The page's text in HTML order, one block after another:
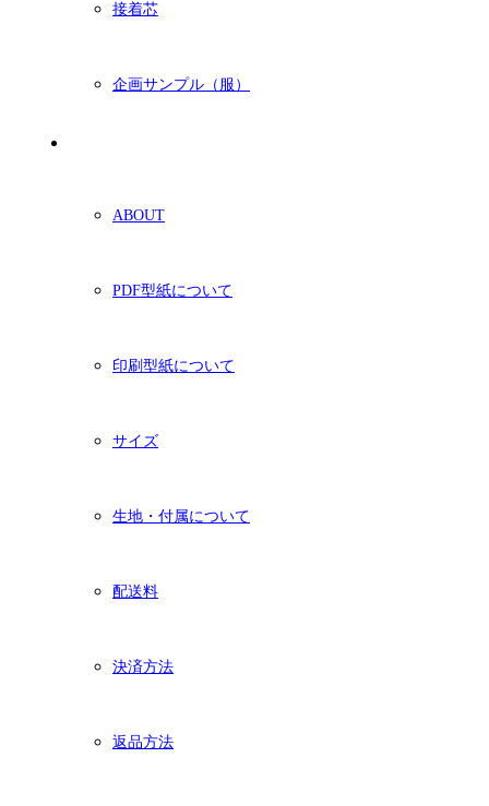
接着芯
企画サンプル（服）
ABOUT
PDF型紙について
印刷型紙について
サイズ
生地・付属について
配送料
決済方法
返品方法